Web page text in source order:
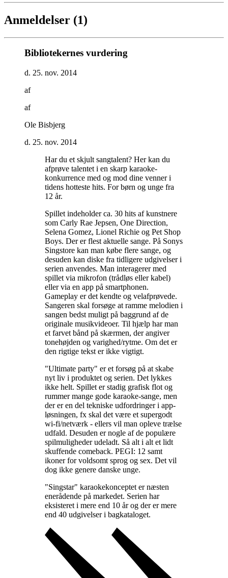
Anmeldelser (1)
Bibliotekernes vurdering
d. 25. nov. 2014
af
af
Ole Bisbjerg
d. 25. nov. 2014
Har du et skjult sangtalent? Her kan du
afprøve talentet i en skarp karaoke-
konkurrence med og mod dine venner i
tidens hotteste hits. For børn og unge fra
12 år.
Spillet indeholder ca. 30 hits af kunstnere
som Carly Rae Jepsen, One Direction,
Selena Gomez, Lionel Richie og Pet Shop
Boys. Der er flest aktuelle sange. På Sonys
Singstore kan man købe flere sange, og
desuden kan diske fra tidligere udgivelser i
serien anvendes. Man interagerer med
spillet via mikrofon (trådløs eller kabel)
eller via en app på smartphonen.
Gameplay er det kendte og velafprøvede.
Sangeren skal forsøge at ramme melodien i
sangen bedst muligt på baggrund af de
originale musikvideoer. Til hjælp har man
et farvet bånd på skærmen, der angiver
tonehøjden og varighed/rytme. Om det er
den rigtige tekst er ikke vigtigt.
"Ultimate party" er et forsøg på at skabe
nyt liv i produktet og serien. Det lykkes
ikke helt. Spillet er stadig grafisk flot og
rummer mange gode karaoke-sange, men
der er en del tekniske udfordringer i app-
løsningen, fx skal det være et supergodt
wi-fi/netværk - ellers vil man opleve trælse
udfald. Desuden er nogle af de populære
spilmuligheder udeladt. Så alt i alt et lidt
skuffende comeback. PEGI: 12 samt
ikoner for voldsomt sprog og sex. Det vil
dog ikke genere danske unge.
"Singstar" karaokekonceptet er næsten
enerådende på markedet. Serien har
eksisteret i mere end 10 år og der er mere
end 40 udgivelser i bagkataloget.